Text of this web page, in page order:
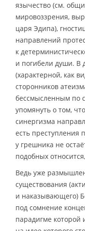
язычество (см.
мировоззрения,
царя Эдипа),
направлений
к
и погибели души. В
(характерной, как
сторонников
бессмысленным по
упомянуть о том,
синергизма
есть преступления
у грешника не
подобных
Ведь уже
существования
и наказывающего)
под сомнение
парадигме